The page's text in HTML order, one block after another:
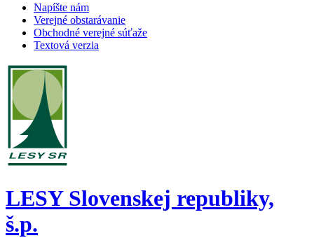
Napíšte nám
Verejné obstarávanie
Obchodné verejné súťaže
Textová verzia
LESY Slovenskej republiky,
š.p.